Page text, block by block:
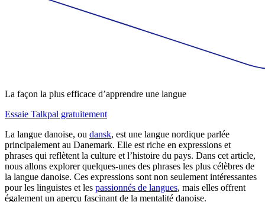
La façon la plus efficace d’apprendre une langue
Essaie Talkpal gratuitement
La langue danoise, ou dansk, est une langue nordique parlée
principalement au Danemark. Elle est riche en expressions et
phrases qui reflètent la culture et l’histoire du pays. Dans cet article,
nous allons explorer quelques-unes des phrases les plus célèbres de
la langue danoise. Ces expressions sont non seulement intéressantes
pour les linguistes et les passionnés de langues, mais elles offrent
également un aperçu fascinant de la mentalité danoise.